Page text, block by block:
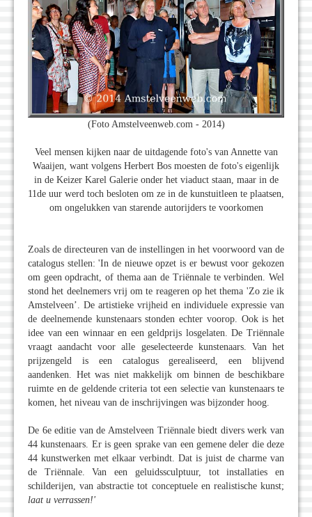
(Foto Amstelveenweb.com - 2014)
Veel mensen kijken naar de uitdagende foto's van Annette van
Waaijen, want volgens Herbert Bos moesten de foto's eigenlijk
in de Keizer Karel Galerie onder het viaduct staan, maar in de
11de uur werd toch besloten om ze in de kunstuitleen te plaatsen,
om ongelukken van starende autorijders te voorkomen
Zoals de directeuren van de instellingen in het voorwoord van de
catalogus stellen: 'In de nieuwe opzet is er bewust voor gekozen
om geen opdracht, of thema aan de Triënnale te verbinden. Wel
stond het deelnemers vrij om te reageren op het thema 'Zo zie ik
Amstelveen’. De artistieke vrijheid en individuele expressie van
de deelnemende kunstenaars stonden echter voorop. Ook is het
idee van een winnaar en een geldprijs losgelaten. De Triënnale
vraagt aandacht voor alle geselecteerde kunstenaars. Van het
prijzengeld is een catalogus gerealiseerd, een blijvend
aandenken. Het was niet makkelijk om binnen de beschikbare
ruimte en de geldende criteria tot een selectie van kunstenaars te
komen, het niveau van de inschrijvingen was bijzonder hoog.
De 6e editie van de Amstelveen Triënnale biedt divers werk van
44 kunstenaars. Er is geen sprake van een gemene deler die deze
44 kunstwerken met elkaar verbindt. Dat is juist de charme van
de Triënnale. Van een geluidssculptuur, tot installaties en
schilderijen, van abstractie tot conceptuele en realistische kunst;
laat u verrassen!'